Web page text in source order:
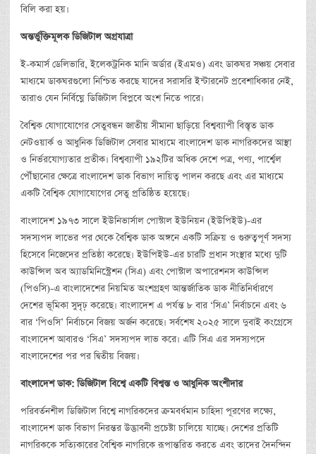
বিলি করা হয়।
অন্তর্ভুক্তিমূলক ডিজিটাল অগ্রযাত্রা
ই-কমার্স ডেলিভারি, ইলেকট্রনিক মানি অর্ডার (ইএমও) এবং ডাকঘর সঞ্চয় সেবার
মাধ্যমে ডাকঘরগুলো নিশ্চিত করছে যাদের সরাসরি ইন্টারনেট প্রবেশাধিকার নেই,
তারাও যেন নির্বিঘ্নে ডিজিটাল বিপ্লবে অংশ নিতে পারে।
বৈশ্বিক যোগাযোগের সেতুবন্ধন জাতীয় সীমানা ছাড়িয়ে বিশ্বব্যাপী বিস্তৃত ডাক
নেটওয়ার্ক ও আধুনিক ডিজিটাল সেবার মাধ্যমে বাংলাদেশ ডাক নাগরিকদের আস্থা
ও নির্ভরযোগ্যতার প্রতীক। বিশ্বব্যাপী ১৯২টির অধিক দেশে পত্র, পণ্য, পার্শ্বেল
পৌঁছানোর ক্ষেত্রে বাংলাদেশ ডাক বিভাগ দায়িত্ব পালন করছে এবং এর মাধ্যমে
একটি বৈশ্বিক যোগাযোগের সেতু প্রতিষ্ঠিত হয়েছে।
বাংলাদেশ ১৯৭৩ সালে ইউনিভার্সাল পোস্টাল ইউনিয়ন (ইউপিইউ)-এর
সদস্যপদ লাভের পর থেকে বৈশ্বিক ডাক অঙ্গনে একটি সক্রিয় ও গুরুত্বপূর্ণ সদস্য
হিসেবে নিজেদের প্রতিষ্ঠা করেছে। ইউপিইউ-এর চারটি প্রধান সংস্থার মধ্যে দুটি
কাউন্সিল অব অ্যাডমিনিস্ট্রেশন (সিএ) এবং পোস্টাল অপারেশনস কাউন্সিল
(পিওসি)-এ বাংলাদেশের নিয়মিত অংশগ্রহণ আন্তর্জাতিক ডাক নীতিনির্ধারণে
দেশের ভূমিকা সুদৃঢ় করেছে। বাংলাদেশ এ পর্যন্ত ৮ বার ‘সিএ’ নির্বাচনে এবং ৬
বার ‘পিওসি’ নির্বাচনে বিজয় অর্জন করেছে। সর্বশেষ ২০২৫ সালে দুবাই কংগ্রেসে
বাংলাদেশ আবারও ‘সিএ’ সদস্যপদ লাভ করে। এটি সিএ এর সদস্যপদে
বাংলাদেশের পর পর দ্বিতীয় বিজয়।
বাংলাদেশ ডাক:ডিজিটাল বিশ্বে একটি বিশ্বস্ত ও আধুনিক অংশীদার
পরিবর্তনশীল ডিজিটাল বিশ্বে নাগরিকদের ক্রমবর্ধমান চাহিদা পূরণের লক্ষ্যে,
বাংলাদেশ ডাক বিভাগ নিরন্তর উদ্ভাবনী প্রচেষ্টা চালিয়ে যাচ্ছে। দেশের প্রতিটি
নাগরিককে সত্যিকারের বৈশ্বিক নাগরিকে রূপান্তরিত করতে এবং তাদের দৈনন্দিন